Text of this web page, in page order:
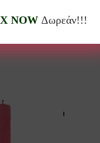
NOWΔωρεάν!!!